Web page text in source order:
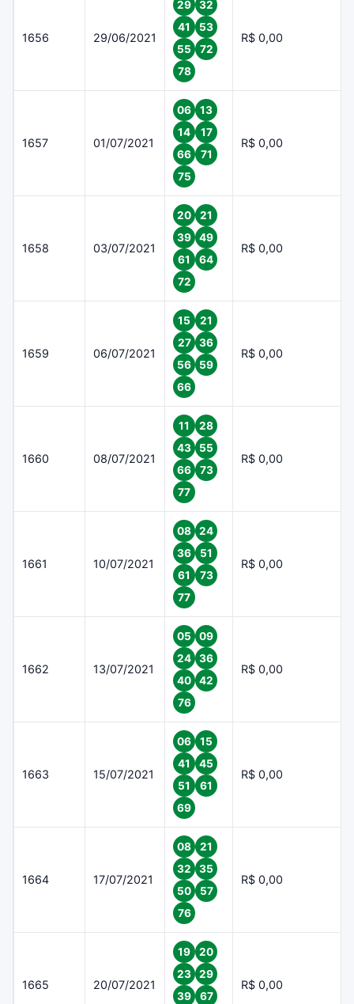
1656 29/06/2021
29
32
41
53
55
72
78
R$ 0,00
1657 01/07/2021
06
13
14
17
66
71
75
R$ 0,00
1658 03/07/2021
20
21
39
49
61
64
72
R$ 0,00
1659 06/07/2021
15
21
27
36
56
59
66
R$ 0,00
1660 08/07/2021
11
28
43
55
66
73
77
R$ 0,00
1661 10/07/2021
08
24
36
51
61
73
77
R$ 0,00
1662 13/07/2021
05
09
24
36
40
42
76
R$ 0,00
1663 15/07/2021
06
15
41
45
51
61
69
R$ 0,00
1664 17/07/2021
08
21
32
35
50
57
76
R$ 0,00
1665 20/07/2021
19
20
23
29
39
67
R$ 0,00